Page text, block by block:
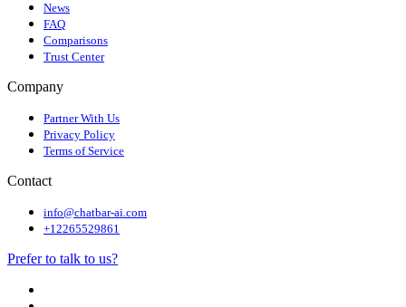
News
FAQ
Comparisons
Trust Center
Company
Partner With Us
Privacy Policy
Terms of Service
Contact
info@chatbar-ai.com
+12265529861
Prefer to talk to us?